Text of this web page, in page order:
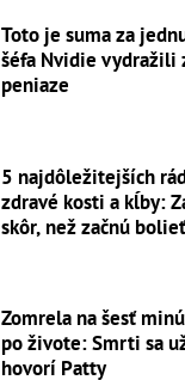
Toto je suma za
šéfa Nvidie vydražili
peniaze
5 najdôležitejších
zdravé kosti a kĺby:
skôr, než začnú bolieť
Zomrela na šesť
po živote: Smrti sa
hovorí Patty